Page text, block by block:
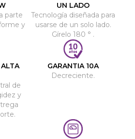
parte
y
UN LADO
Tecnología diseñada para
usarse de un solo lado.
Gírelo 180 ° .
de
y
GARANTIA 10A
Decreciente.